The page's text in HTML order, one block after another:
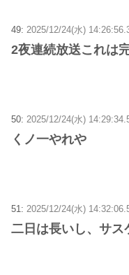
49: 2025/12/24(水)
2夜連続放送これは
50: 2025/12/24(水)
くノ一やれや
51: 2025/12/24(水)
二日は長いし、サス